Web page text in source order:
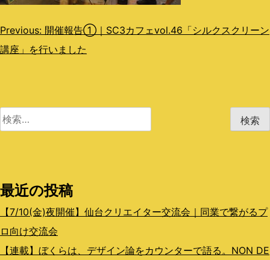
投
稿
ゲ
ョ
ン
Previous: 開催報告①｜SC3カフェvol.46「シルクスクリーン
講座」を行いました
検
最近の投稿
【7/10(金)夜開催】仙台クリエイター交流会｜同業で繋がるプ
ロ向け交流会
【連載】ぼくらは、デザイン論をカウンターで語る。NON DE